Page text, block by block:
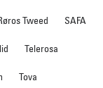
Tweed SAFA
Telerosa
Tova